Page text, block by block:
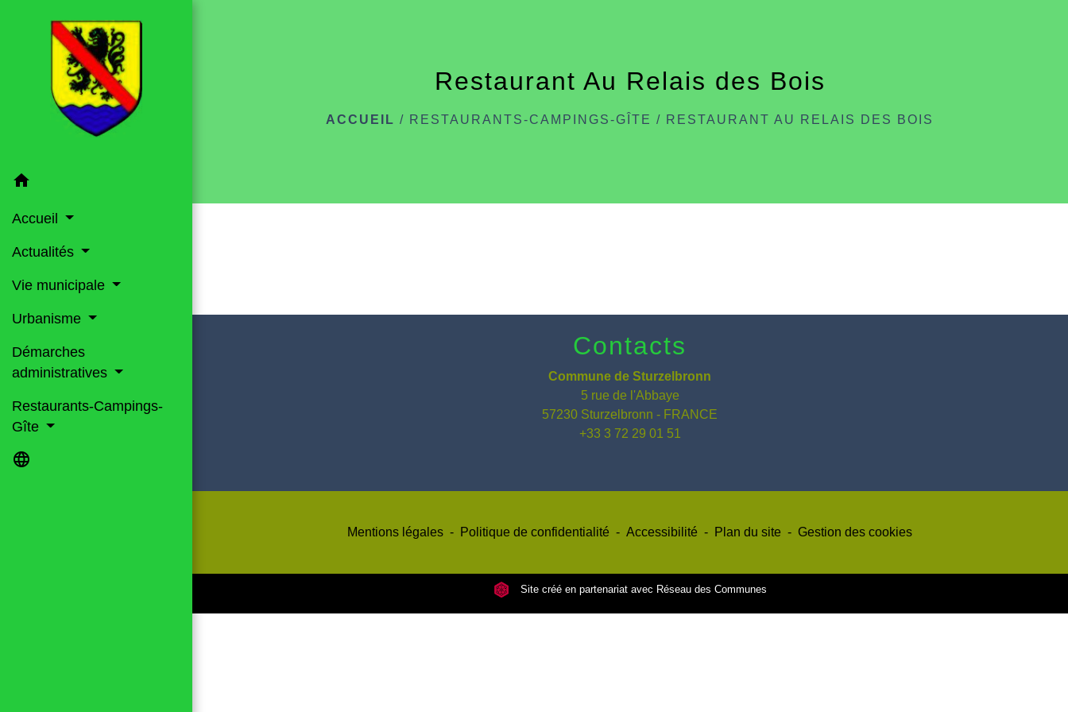
home
Accueil
Actualités
Vie municipale
Urbanisme
Démarches
administratives
Restaurants-Campings-
Gîte
language
Restaurant Au Relais des Bois
ACCUEIL / RESTAURANTS-CAMPINGS-GÎTE / RESTAURANT AU RELAIS DES BOIS
Contacts
Commune de Sturzelbronn
5 rue de l'Abbaye
57230 Sturzelbronn - FRANCE
+33 3 72 29 01 51
Mentions légales - Politique de confidentialité - Accessibilité - Plan du site - Gestion des cookies
Site créé en partenariat avec Réseau des Communes